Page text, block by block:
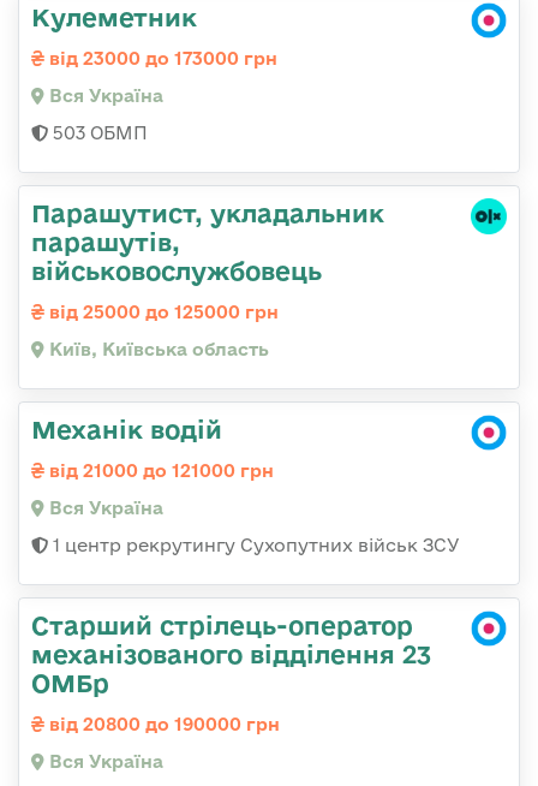
Кулеметник
від 23000 до 173000 грн
Вся Україна
503 ОБМП
Парашутист, укладальник
парашутів,
військовослужбовець
від 25000 до 125000 грн
Київ, Київська область
Механік водій
від 21000 до 121000 грн
Вся Україна
1 центр рекрутингу Сухопутних військ ЗСУ
Старший стрілець-оператор
механізованого відділення 23
ОМБр
від 20800 до 190000 грн
Вся Україна